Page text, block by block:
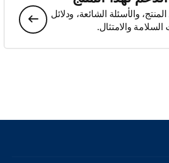
والأسئلة الشائعة، ودلائل
والامتثال.